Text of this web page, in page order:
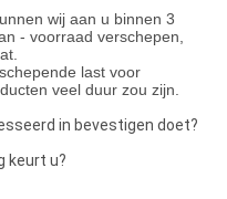
wij aan u binnen 3
- voorraad verschepen,
last voor
veel duur zou zijn.
in bevestigen doet?
keurt u?